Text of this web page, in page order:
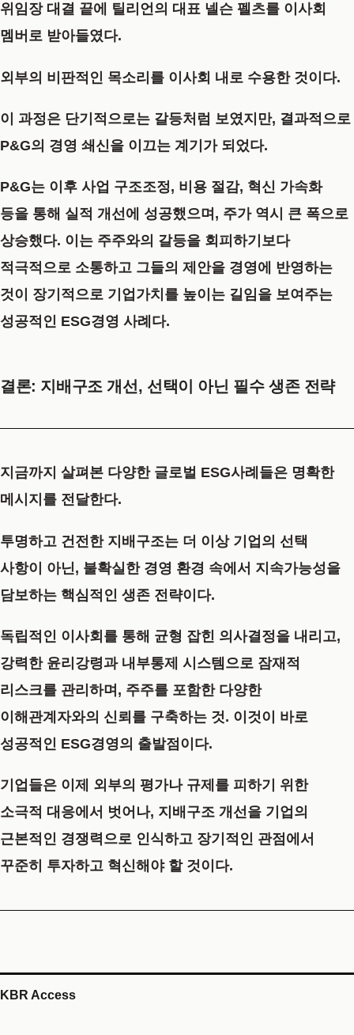
위임장 대결 끝에 틸리언의 대표 넬슨 펠츠를 이사회
멤버로 받아들였다.
외부의 비판적인 목소리를 이사회 내로 수용한 것이다.
이 과정은 단기적으로는 갈등처럼 보였지만, 결과적으로
P&G의 경영 쇄신을 이끄는 계기가 되었다.
P&G는 이후 사업 구조조정, 비용 절감, 혁신 가속화
등을 통해 실적 개선에 성공했으며, 주가 역시 큰 폭으로
상승했다. 이는 주주와의 갈등을 회피하기보다
적극적으로 소통하고 그들의 제안을 경영에 반영하는
것이 장기적으로 기업가치 를 높이는 길임을 보여주는
성공적인 ESG경영 사례다.
결론: 지배구조 개선, 선택이 아닌 필수 생존 전략
지금까지 살펴본 다양한 글로벌 ESG사례 들은 명확한
메시지를 전달한다.
투명하고 건전한 지배구조는 더 이상 기업의 선택
사항이 아닌, 불확실한 경영 환경 속에서 지속가능성을
담보하는 핵심적인 생존 전략이다.
독립적인 이사회를 통해 균형 잡힌 의사결정을 내리고,
강력한 윤리강령과 내부통제 시스템으로 잠재적
리스크를 관리하며, 주주를 포함한 다양한
이해관계자와의 신뢰를 구축하는 것. 이것이 바로
성공적인 ESG경영의 출발점이다.
기업들은 이제 외부의 평가나 규제를 피하기 위한
소극적 대응에서 벗어나, 지배구조 개선을 기업의
근본적인 경쟁력으로 인식하고 장기적인 관점에서
꾸준히 투자하고 혁신해야 할 것이다.
KBR Access